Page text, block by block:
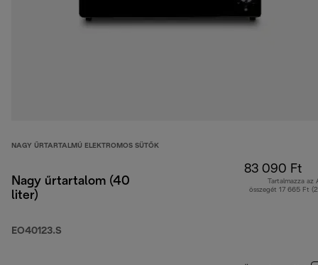
NAGY ŰRTARTALMÚ ELEKTROMOS SÜTŐK
Nagy űrtartalom (40
liter)
EO40123.S
83 090 Ft
Tartalmazza az
összegét 17 665 Ft